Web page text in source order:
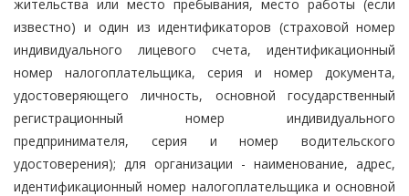
жительства или место пребывания, место работы (если
известно) и один из идентификаторов (страховой номер
индивидуального лицевого счета, идентификационный
номер налогоплательщика, серия и номер документа,
удостоверяющего личность, основной государственный
регистрационный номер индивидуального
предпринимателя, серия и номер водительского
удостоверения); для организации - наименование, адрес,
идентификационный номер налогоплательщика и основной